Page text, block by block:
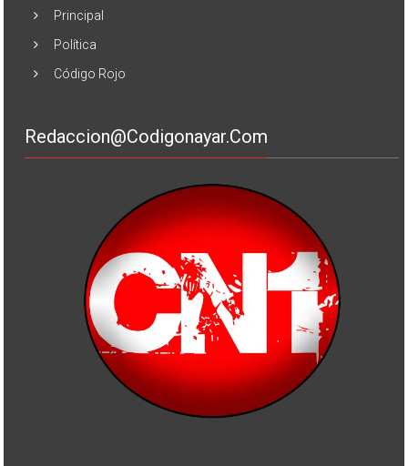
Principal
Política
Código Rojo
Redaccion@codigonayar.com